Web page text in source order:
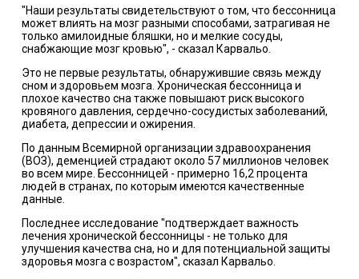
"Наши результаты свидетельствуют о том, что бессонница
может влиять на мозг разными способами, затрагивая не
только амилоидные бляшки, но и мелкие сосуды,
снабжающие мозг кровью", - сказал Карвальо.
Это не первые результаты, обнаружившие связь между
сном и здоровьем мозга. Хроническая бессонница и
плохое качество сна также повышают риск высокого
кровяного давления, сердечно-сосудистых заболеваний,
диабета, депрессии и ожирения.
По данным Всемирной организации здравоохранения
(ВОЗ), деменцией страдают около 57 миллионов человек
во всем мире. Бессонницей - примерно 16,2 процента
людей в странах, по которым имеются качественные
данные.
Последнее исследование "подтверждает важность
лечения хронической бессонницы - не только для
улучшения качества сна, но и для потенциальной защиты
здоровья мозга с возрастом", сказал Карвальо.